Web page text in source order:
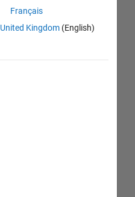
Français
United Kingdom(English)